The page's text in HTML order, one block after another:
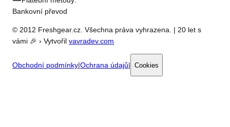
Bankovní převod
© 2012 Freshgear.cz. Všechna práva vyhrazena. | 20 let s
vámi 🎉 › Vytvořil vavradev.com
Obchodní podmínky|Ochrana údajů| Cookies